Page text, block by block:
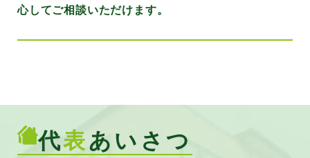
心してご相談いただけます。
代表あいさつ